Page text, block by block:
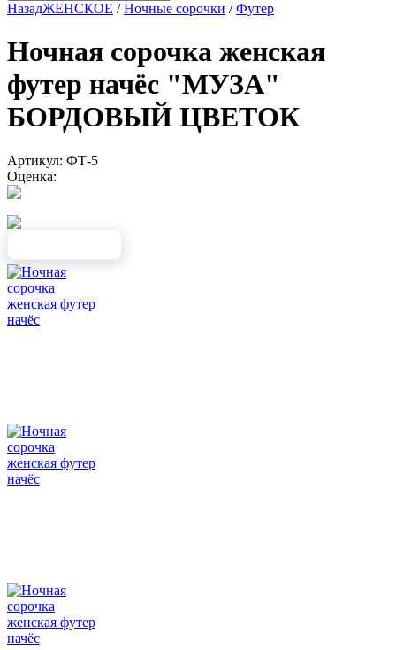
НазадЖЕНСКОЕ /Ночные сорочки /Футер
Ночная сорочка женская
футер начёс "МУЗА"
БОРДОВЫЙ ЦВЕТОК
Артикул: ФТ-5
Оценка: